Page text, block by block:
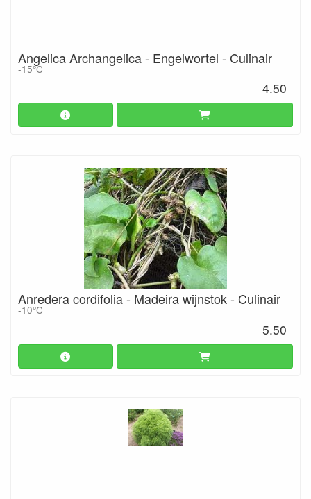
Angelica Archangelica - Engelwortel - Culinair
-15°C
4.50
Anredera cordifolia - Madeira wijnstok - Culinair
-10°C
5.50